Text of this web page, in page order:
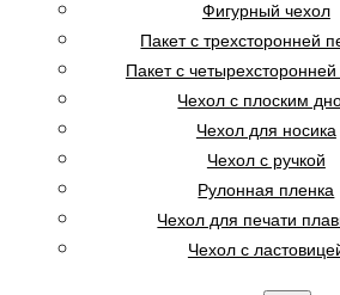
Фигурный чехол
Пакет с трехсторонней
Пакет с
Чехол с плоским
Чехол для носика
Чехол с ручкой
Рулонная пленка
Чехол для печати
Чехол с